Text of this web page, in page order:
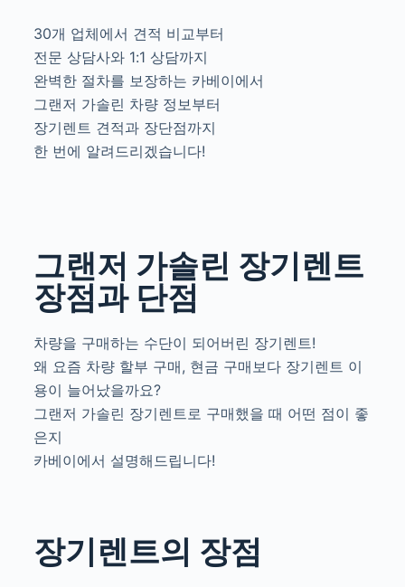
30개 업체에서 견적 비교부터
전문 상담사와 1:1 상담까지
완벽한 절차를 보장하는 카베이에서
그랜저 가솔린 차량 정보부터
장기렌트 견적과 장단점까지
한 번에 알려드리겠습니다!
그랜저 가솔린 장기렌트
장점과 단점
차량을 구매하는 수단이 되어버린 장기렌트!
왜 요즘 차량 할부 구매, 현금 구매보다 장기렌트 이
용이 늘어났을까요?
그랜저 가솔린 장기렌트로 구매했을 때 어떤 점이 좋
은지
카베이에서 설명해드립니다!
장기렌트의 장점